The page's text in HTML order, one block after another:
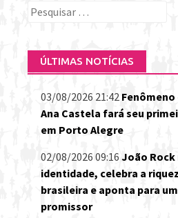
Pesquisar
ÚLTIMAS NOTÍCIAS
03/08/2026 21:42
Ana Castela fará seu
em Porto Alegre
02/08/2026 09:16 João
identidade, celebra a
brasileira e aponta para
promissor